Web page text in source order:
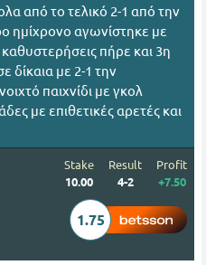
από το τελικό 2-1 από την
ημίχρονο αγωνίστηκε με
πήρε και 3η
δίκαια με 2-1 την
παιχνίδι με γκολ
με επιθετικές αρετές και
Stake
10.00
Result
4-2
Profit
+7.50
1.75